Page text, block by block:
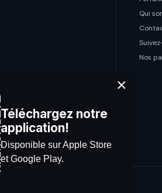
Qui
Nos
Téléchargez notre
application!
Disponible sur Apple Store
et Google Play.
×